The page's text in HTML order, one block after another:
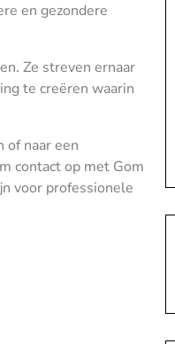
en gezondere
Ze streven ernaar
te creëren waarin
of naar een
contact op met Gom
voor professionele